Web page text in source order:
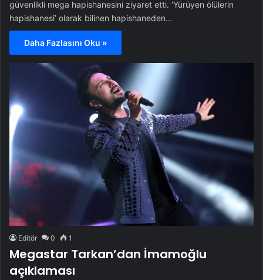
güvenlikli mega hapishanesini ziyaret etti. ‘Yürüyen ölülerin
hapishanesi’ olarak bilinen hapishaneden…
Daha Fazlasını Oku »
Editör 0 1
Megastar Tarkan’dan İmamoğlu
açıklaması